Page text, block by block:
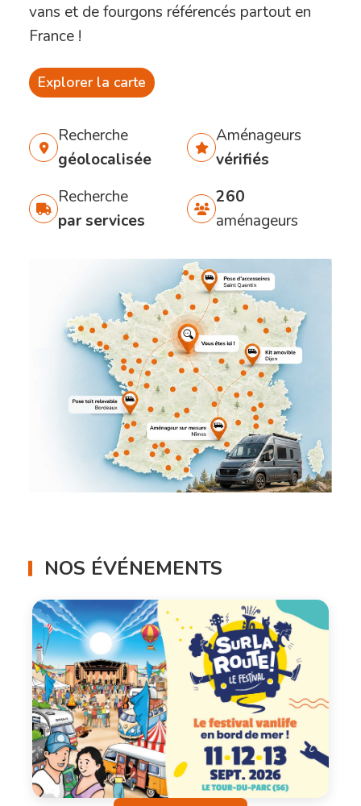
vans et de fourgons référencés partout en
France !
Explorer la carte
Recherche
géolocalisée
Aménageurs
vérifiés
Recherche
par services
260
aménageurs
NOS ÉVÉNEMENTS